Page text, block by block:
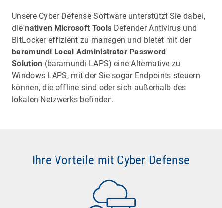
Unsere Cyber Defense Software unterstützt Sie dabei,
dienativen Microsoft Tools Defender Antivirus und
BitLocker effizient zu managen und bietet mit der
baramundi Local Administrator Password
Solution (baramundi LAPS) eine Alternative zu
Windows LAPS, mit der Sie sogar Endpoints steuern
können, die offline sind oder sich außerhalb des
lokalen Netzwerks befinden.
Ihre Vorteile mit Cyber Defense